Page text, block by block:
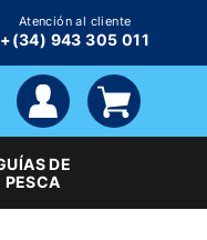
Atención al cliente
+(34) 943 305 011
cuenta carrito
DE
PESCA